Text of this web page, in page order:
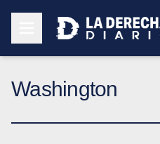
Washington